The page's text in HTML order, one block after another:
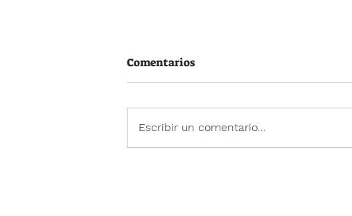
Letras Galegas 26
Comentarios
Escribir un comentario...